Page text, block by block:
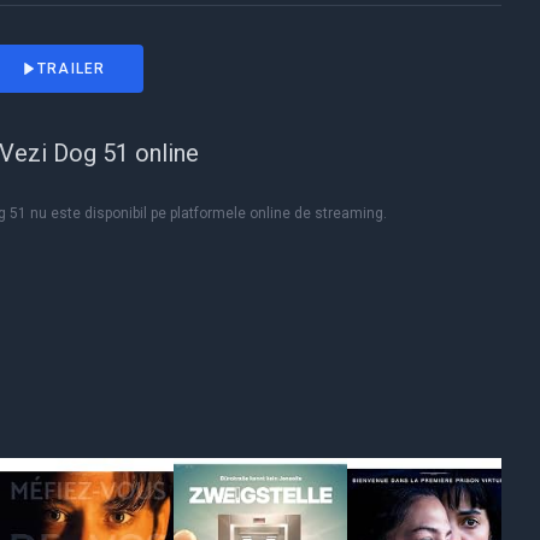
TRAILER
Vezi Dog 51 online
51 nu este disponibil pe platformele online de streaming.